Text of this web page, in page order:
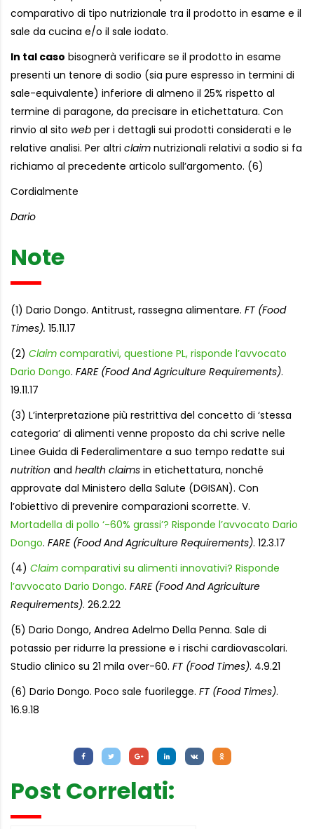
comparativo di tipo nutrizionale tra il prodotto in esame e il
sale da cucina e/o il sale iodato.
In tal caso bisognerà verificare se il prodotto in esame
presenti un tenore di sodio (sia pure espresso in termini di
sale-equivalente) inferiore di almeno il 25% rispetto al
termine di paragone, da precisare in etichettatura. Con
rinvio al sito web per i dettagli sui prodotti considerati e le
relative analisi. Per altri claim nutrizionali relativi a sodio si fa
richiamo al precedente articolo sull’argomento. (6)
Cordialmente
Dario
Note
(1) Dario Dongo. Antitrust, rassegna alimentare. FT (Food
Times). 15.11.17
(2) Claim comparativi, questione PL, risponde l’avvocato
Dario Dongo. FARE (Food And Agriculture Requirements).
19.11.17
(3) L’interpretazione più restrittiva del concetto di ‘stessa
categoria’ di alimenti venne proposto da chi scrive nelle
Linee Guida di Federalimentare a suo tempo redatte sui
nutrition and health claims in etichettatura, nonché
approvate dal Ministero della Salute (DGISAN). Con
l’obiettivo di prevenire comparazioni scorrette. V.
Mortadella di pollo ‘-60% grassi’? Risponde l’avvocato Dario
Dongo. FARE (Food And Agriculture Requirements). 12.3.17
(4) Claim comparativi su alimenti innovativi? Risponde
l’avvocato Dario Dongo. FARE (Food And Agriculture
Requirements). 26.2.22
(5) Dario Dongo, Andrea Adelmo Della Penna. Sale di
potassio per ridurre la pressione e i rischi cardiovascolari.
Studio clinico su 21 mila over-60. FT (Food Times). 4.9.21
(6) Dario Dongo. Poco sale fuorilegge. FT (Food Times).
16.9.18
Post Correlati: